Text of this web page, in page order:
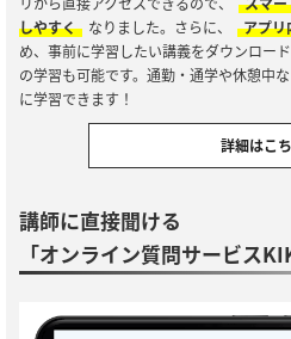
しやすく
なりました。さらに、 アプリ
め、事前に学習したい講義をダウンロー
の学習も可能です。通勤・通学や休憩中
に学習できます！
詳細はこ
講師に直接聞ける
「オンライン質問サービス